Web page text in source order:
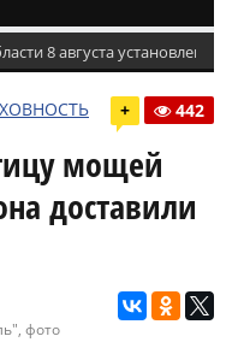
8 августа установлены
+ 442
мощей
доставили
фото